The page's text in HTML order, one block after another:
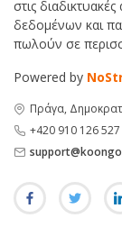
στις
δεδομένων και
πωλούν σε
Powered by
Πράγα,
+420 910 126 527